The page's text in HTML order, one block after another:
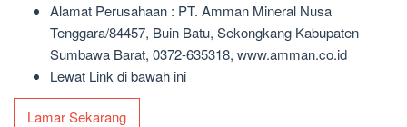
Alamat Perusahaan : PT. Amman Mineral Nusa
Tenggara/84457, Buin Batu, Sekongkang Kabupaten
Sumbawa Barat, 0372-635318, www.amman.co.id
Lewat Link di bawah ini
Lamar Sekarang